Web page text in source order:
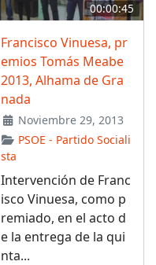
00:00:45
Francisco Vinuesa, pr
emios Tomás Meabe
2013, Alhama de Gra
nada
Noviembre 29, 2013
PSOE - Partido Sociali
sta
Intervención de Franc
isco Vinuesa, como p
remiado, en el acto d
e la entrega de la qui
nta...